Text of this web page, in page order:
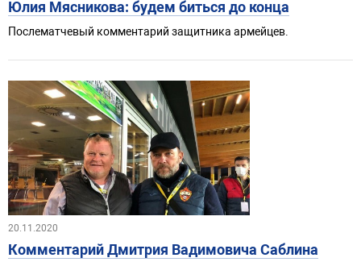
Юлия Мясникова: будем биться до конца
Послематчевый комментарий защитника армейцев.
20.11.2020
Комментарий Дмитрия Вадимовича Саблина